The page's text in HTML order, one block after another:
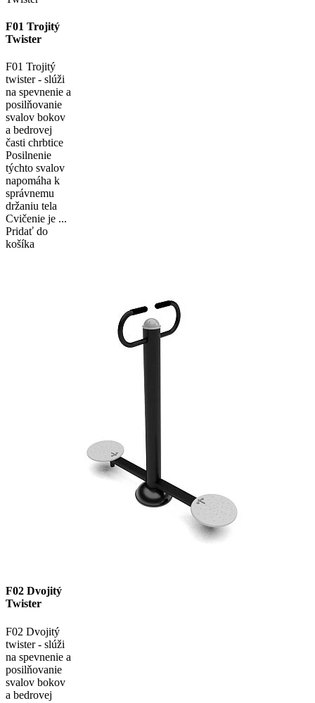
F01 Trojitý
Twister
F01 Trojitý
twister - slúži
na spevnenie a
posilňovanie
svalov bokov
a bedrovej
časti chrbtice
Posilnenie
týchto svalov
napomáha k
správnemu
držaniu tela
Cvičenie je ...
Pridať do
košíka
F02 Dvojitý
Twister
F02 Dvojitý
twister - slúži
na spevnenie a
posilňovanie
svalov bokov
a bedrovej